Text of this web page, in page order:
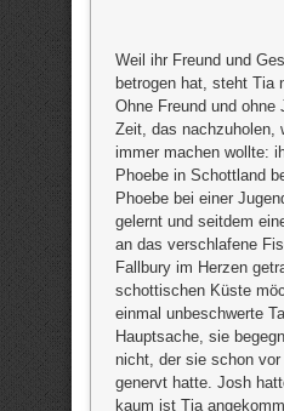
Weil ihr Freund und
betrogen hat, steht Tia
Ohne Freund und ohne
Zeit, das nachzuholen,
immer machen wollte:
Phoebe in Schottland
Phoebe bei einer
gelernt und seitdem
an das verschlafene
Fallbury im Herzen
schottischen Küste
einmal unbeschwerte
Hauptsache, sie
nicht, der sie schon
genervt hatte. Josh
kaum ist Tia